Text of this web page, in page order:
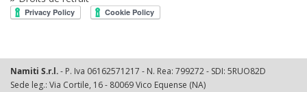
Namiti S.r.l.- P. Iva 06162571217 - N. Rea: 799272 - SDI: 5RUO82D
Sede leg.: Via Cortile, 16 - 80069 Vico Equense (NA)